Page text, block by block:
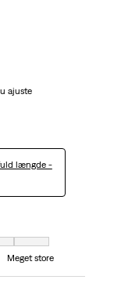
ajuste
længde -
og 7 er lig med Meget
Meget store